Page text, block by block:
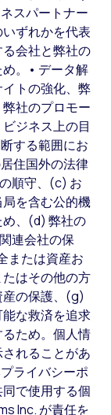
スパートナー
ずれかを代表
会社と弊社の
。• データ解
トの強化、弊
社のプロモー
ジネス上の目
する範囲にお
住国外の法律
順守、(c) お
を含む公的機
、(d) 弊社の
連会社の保
または資産お
はその他の方
産の保護、(g)
な救済を追求
ため。個人情
れることがあ
ライバシーポ
で使用する個
Inc. が責任を